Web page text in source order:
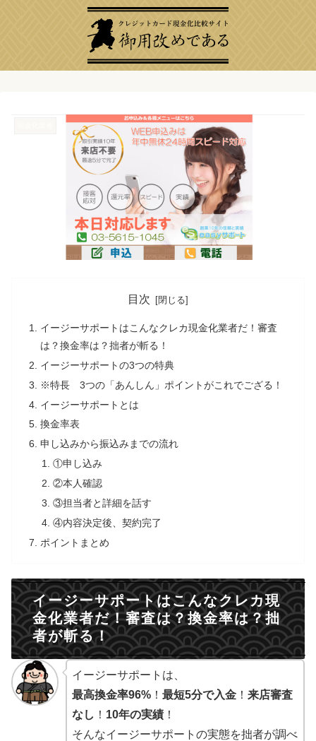
目次
イージーサポートはこんなクレカ現金化業者だ！審査
は？換金率は？拙者が斬る！
イージーサポートの3つの特典
※特長 3つの「あんしん」ポイントがこれでござる！
イージーサポートとは
換金率表
申し込みから振込みまでの流れ
①申し込み
②本人確認
③担当者と詳細を話す
④内容決定後、契約完了
ポイントまとめ
イージーサポートはこんなクレカ現
金化業者だ！審査は？換金率は？拙
者が斬る！
イージーサポートは、
最高換金率96%！ 最短5分で入金！ 来店審査
なし ！ 10年の実績！
そんなイージーサポートの実態を拙者が調べ